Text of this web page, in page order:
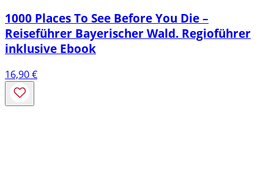
1000 Places To See Before You Die –
Reiseführer Bayerischer Wald. Regioführer
inklusive Ebook
16,90€